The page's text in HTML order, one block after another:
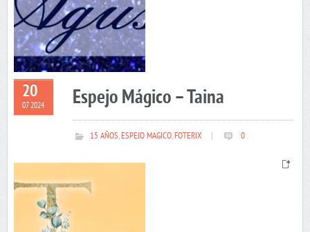
20
07 2024 Espejo Mágico – Taina
15 AÑOS,ESPEJO MAGICO,FOTERIX 0